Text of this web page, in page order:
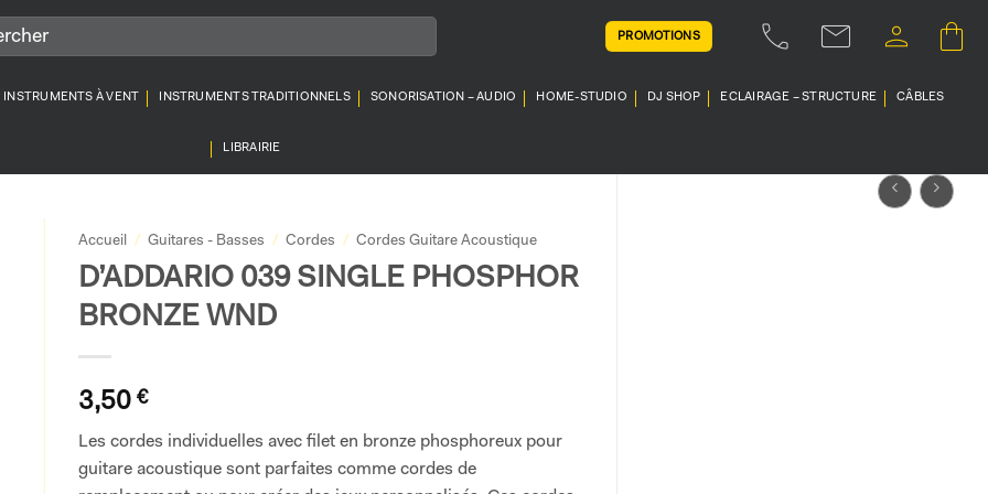
PROMOTIONS
INSTRUMENTS À VENT INSTRUMENTS TRADITIONNELS SONORISATION – AUDIO HOME-STUDIO DJ SHOP ECLAIRAGE – STRUCTURE CÂBLES
LIBRAIRIE
Accueil / Guitares - Basses / Cordes / Cordes Guitare Acoustique
D’ADDARIO 039 SINGLE PHOSPHOR
BRONZE WND
3,50 €
Les cordes individuelles avec filet en bronze phosphoreux pour
guitare acoustique sont parfaites comme cordes de